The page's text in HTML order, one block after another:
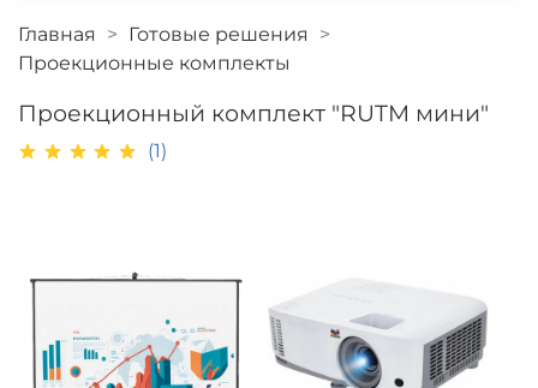
Главная
Готовые решения
Проекционные комплекты
Проекционный комплект "RUTM мини"
(1)